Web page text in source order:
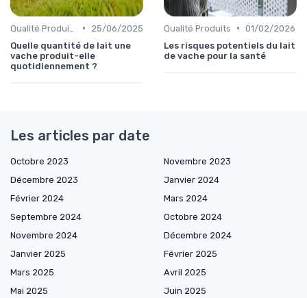
•
25/06/2025
Quelle quantité de lait une
vache produit-elle
quotidiennement ?
Qualité Produits • 01/02/2026
Les risques potentiels du lait
de vache pour la santé
Les articles par date
Octobre 2023
Novembre 2023
Décembre 2023
Janvier 2024
Février 2024
Mars 2024
Septembre 2024
Octobre 2024
Novembre 2024
Décembre 2024
Janvier 2025
Février 2025
Mars 2025
Avril 2025
Mai 2025
Juin 2025